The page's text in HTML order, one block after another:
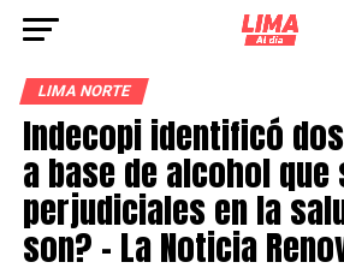
LIMA NORTE
Indecopi identificó
a base de alcohol que
perjudiciales en la
son? – La Noticia